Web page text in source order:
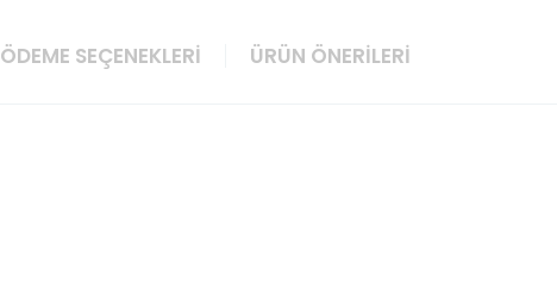
ÖDEME SEÇENEKLERI ÜRÜN ÖNERILERI